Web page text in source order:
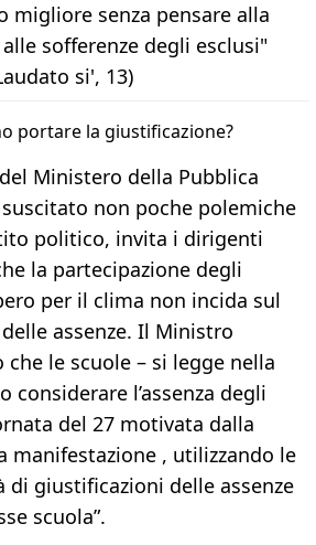
migliore senza pensare alla
sofferenze degli esclusi"
si', 13)
portare la giustificazione?
Ministero della Pubblica
non poche polemiche
politico, invita i dirigenti
la partecipazione degli
per il clima non incida sul
assenze. Il Ministro
che le scuole – si legge nella
considerare l’assenza degli
del 27 motivata dalla
manifestazione , utilizzando le
giustificazioni delle assenze
scuola”.